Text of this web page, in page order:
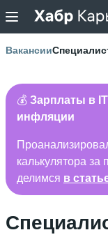
Вакансии
💰 Зарплаты в
инфляции
калькулятора за
делимся в